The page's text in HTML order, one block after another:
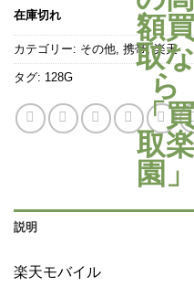
在庫切れ
カテゴリー: その他 携帯 ,楽天
タグ: 128G
説明
楽天モバイル